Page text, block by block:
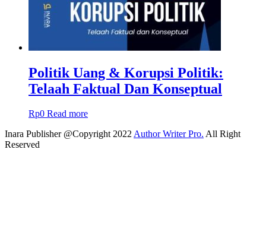
Politik Uang & Korupsi Politik:
Telaah Faktual Dan Konseptual
Rp0 Read more
Inara Publisher @Copyright 2022Author Writer Pro. All Right
Reserved